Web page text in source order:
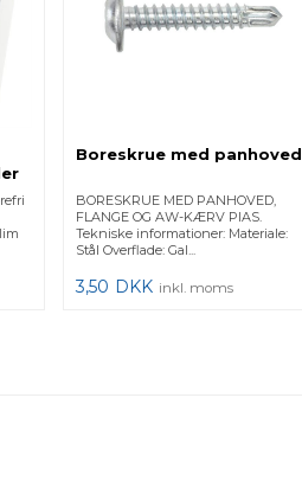
Boreskrue med panhoved
BORESKRUE MED PANHOVED,
FLANGE OG AW-KÆRV PIAS.
Tekniske informationer: Materiale:
Stål Overflade: Gal...
3,50 DKK inkl. moms